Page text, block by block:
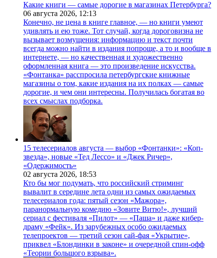
Какие книги — самые дорогие в магазинах Петербурга?
06 августа 2026, 12:13
Конечно, не цена в книге главное, — но книги умеют
удивлять и ею тоже. Тот случай, когда дороговизна не
вызывает возмущения: информацию и текст почти
всегда можно найти в издания попроще, а то и вообще в
интернете, — но качественная и художественно
оформленная книга — это произведение искусства.
«Фонтанка» расспросила петербургские книжные
магазины о том, какие издания на их полках — самые
дорогие, и чем они интересны. Получилась богатая во
всех смыслах подборка.
15 телесериалов августа — выбор «Фонтанки»: «Коп-
звезда», новые «Тед Лессо» и «Джек Ричер»,
«Одержимость»
02 августа 2026, 18:53
Кто бы мог подумать, что российский стриминг
вывалит в середине лета одни из самых ожидаемых
телесериалов года: пятый сезон «Мажора»,
паранормальную комедию «Зовите Витю!», лучший
сериал с фестиваля «Пилот» — «Паша» и даже кибер-
драму «Фейк». Из зарубежных особо ожидаемых
телепроектов — третий сезон сай-фая «Укрытие»,
приквел «Блондинки в законе» и очередной спин-офф
«Теории большого взрыва».